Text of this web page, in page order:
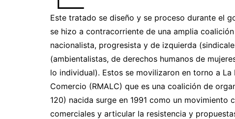
Este tratado se diseño y se proceso durante el
se hizo a contracorriente de una amplia
nacionalista, progresista y de izquierda
(ambientalistas, de derechos humanos de
lo individual). Estos se movilizaron en torno a
Comercio (RMALC) que es una coalición de
120) nacida surge en 1991 como un movimiento
comerciales y articular la resistencia y